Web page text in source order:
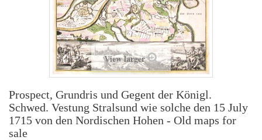
View larger
Prospect, Grundris und Gegent der Königl.
Schwed. Vestung Stralsund wie solche den 15 July
1715 von den Nordischen Hohen - Old maps for
sale